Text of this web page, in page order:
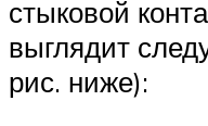
стыковой
выглядит
рис. ниже):